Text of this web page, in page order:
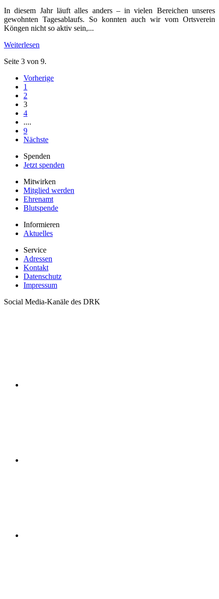
In diesem Jahr läuft alles anders – in vielen Bereichen unseres
gewohnten Tagesablaufs. So konnten auch wir vom Ortsverein
Köngen nicht so aktiv sein,...
Weiterlesen
Seite 3 von 9.
Vorherige
1
2
3
4
....
9
Nächste
Spenden
Jetzt spenden
Mitwirken
Mitglied werden
Ehrenamt
Blutspende
Informieren
Aktuelles
Service
Adressen
Kontakt
Datenschutz
Impressum
Social Media-Kanäle des DRK